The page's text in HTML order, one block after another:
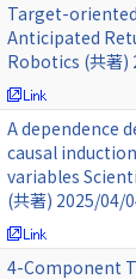
Target-
Anticipated
Robotics (共著)
A dependence
causal
variables
(共著) 2025/04/
4-Component